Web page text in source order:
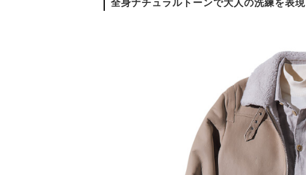
全身ナチュラルトーンで大人の洗練を表現